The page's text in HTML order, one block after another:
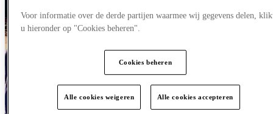
Voor informatie over de derde partijen waarmee wij gegevens delen,
u hieronder op "Cookies beheren".
Cookies beheren
Alle cookies weigeren Alle cookies accepteren